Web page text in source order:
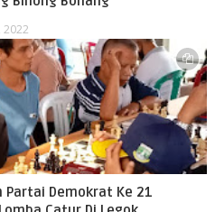
2022
Partai Demokrat Ke 21